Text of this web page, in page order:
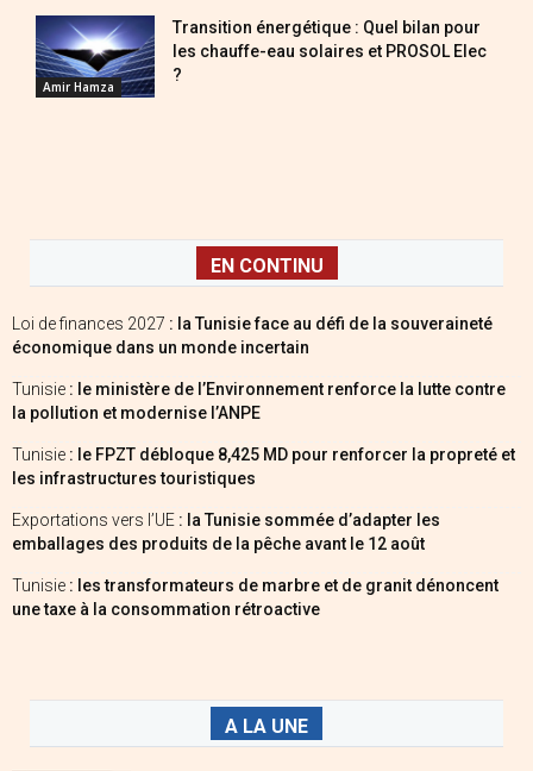
Amir Hamza
Transition énergétique : Quel bilan pour
les chauffe-eau solaires et PROSOL Elec
?
EN CONTINU
Loi de finances 2027 : la Tunisie face au défi de la souveraineté
économique dans un monde incertain
Tunisie : le ministère de l’Environnement renforce la lutte contre
la pollution et modernise l’ANPE
Tunisie : le FPZT débloque 8,425 MD pour renforcer la propreté et
les infrastructures touristiques
Exportations vers l’UE : la Tunisie sommée d’adapter les
emballages des produits de la pêche avant le 12 août
Tunisie : les transformateurs de marbre et de granit dénoncent
une taxe à la consommation rétroactive
A LA UNE